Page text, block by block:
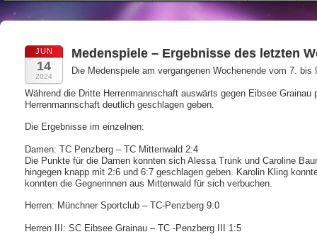
JUN
14
2024
Medenspiele – Ergebnisse des letzten
Die Medenspiele am vergangenen Wochenende vom 7.
Während die Dritte Herrenmannschaft auswärts gegen Eibsee
Herrenmannschaft deutlich geschlagen geben.
Die Ergebnisse im einzelnen:
Damen: TC Penzberg – TC Mittenwald 2:4
Die Punkte für die Damen konnten sich Alessa Trunk und Caroline
hingegen knapp mit 2:6 und 6:7 geschlagen geben. Karolin Kling
konnten die Gegnerinnen aus Mittenwald für sich verbuchen.
Herren: Münchner Sportclub – TC-Penzberg 9:0
Herren III: SC Eibsee Grainau – TC -Penzberg III 1:5